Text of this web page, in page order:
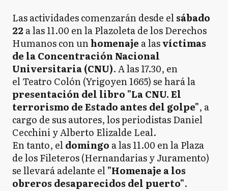
Las actividades comenzarán desde elsábado
22a las 11.00 en la Plazoleta de los Derechos
Humanos con unhomenaje a lasvíctimas
de la Concentración Nacional
Universitaria (CNU). A las 17.30, en
el Teatro Colón (Yrigoyen 1665) se hará la
presentación del libro "La CNU. El
terrorismo de Estado antes del golpe", a
cargo de sus autores, los periodistas Daniel
Cecchini y Alberto Elizalde Leal.
En tanto, eldomingo a las 11.00 en la Plaza
de los Fileteros (Hernandarias y Juramento)
se llevará adelante el"Homenaje a los
obreros desaparecidos del puerto".